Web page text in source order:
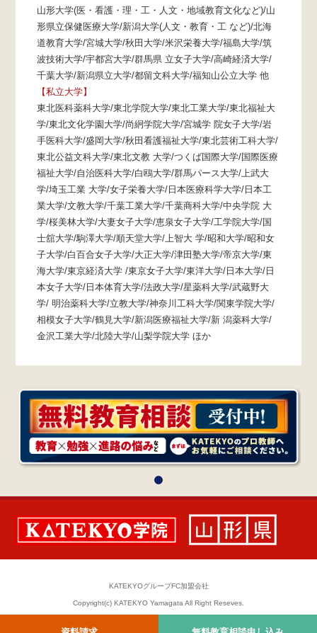
山形大学(医・看護・理・工・人文・地域教育文化など)/山
形県立保健医療大学/新潟大学(人文・教育・工 など)/北海
道教育大学/宮城大学/秋田大学/米沢栄養大学/福島大学/筑
波技術大学/宇都宮大学/群馬県 立女子大学/高崎経済大学/
千葉大学/新潟県立大学/都留文科大学/福知山公立大学 他
【私立大学】
東北医科薬科大学/東北学院大学/東北工業大学/東北福祉大
学/東北文化学園大学/尚絅学院大学/宮城学 院女子大学/岩
手医科大学/盛岡大学/秋田看護福祉大学/東北芸術工科大学/
東北公益文科大学/東北文教 大学/つくば国際大学/国際医療
福祉大学/自治医科大学/白鴎大学/群馬パース大学/上武大
学/埼玉工業 大学/女子栄養大学/日本医療科学大学/日本工
業大学/文教大学/千葉工業大学/千葉商科大学/中央学院 大
学/桜美林大学/大妻女子大学/恵泉女子大学/工学院大学/国
士舘大学/駒澤大学/順天堂大学/上智大 学/昭和大学/昭和女
子大学/白百合女子大学/大正大学/津田塾大学/帝京大学/東
海大学/東京経済大学 /東京女子大学/東洋大学/日本大学/日
本女子大学/日本体育大学/法政大学/星薬科大学/武蔵野大
学/ 明治薬科大学/立教大学/神奈川工科大学/関東学院大学/
相模女子大学/鶴見大学/新潟医療福祉大学/新 潟薬科大学/
金沢工業大学/北陸大学/山梨学院大学 ほか
KATEKYOグループFC加盟会社
Copyright(c) KATEKYO Yamagata All Right Reseves.